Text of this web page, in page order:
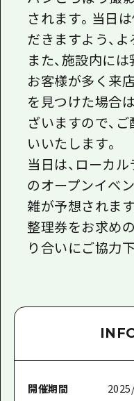
されます。当日
だきますよう、
また、施設内に
お客様が多く来
を見つけた場合
ざいますので、
いいたします。
当日は、ローカ
のオープンイベ
雑が予想されま
整理券をお求め
り合いにご協力下
開催期間